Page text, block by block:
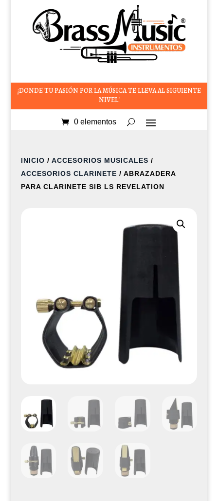
¡DONDE TU PASIÓN POR LA MÚSICA TE LLEVA AL SIGUIENTE
NIVEL!
0 elementos
INICIO / ACCESORIOS MUSICALES /
ACCESORIOS CLARINETE / ABRAZADERA
PARA CLARINETE SIB LS REVELATION